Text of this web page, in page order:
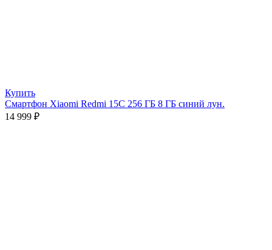
Купить
Смартфон Xiaomi Redmi 15C 256 ГБ 8 ГБ синий лун.
14 999 ₽